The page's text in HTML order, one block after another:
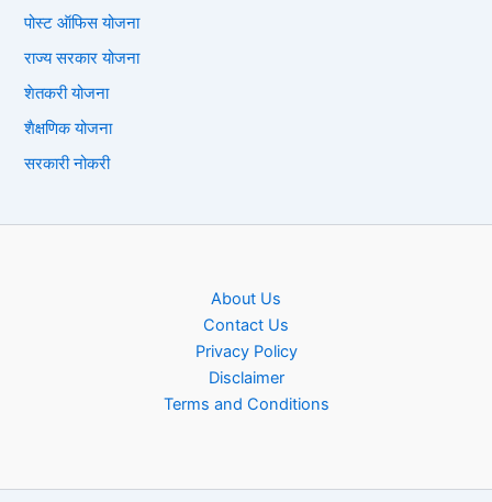
पोस्ट ऑफिस योजना
राज्य सरकार योजना
शेतकरी योजना
शैक्षणिक योजना
सरकारी नोकरी
About Us
Contact Us
Privacy Policy
Disclaimer
Terms and Conditions